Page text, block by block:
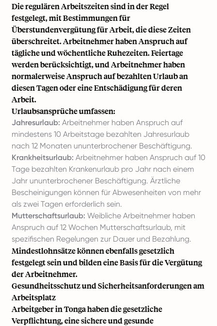
Die regulären Arbeitszeiten sind in der Regel
festgelegt, mit Bestimmungen für
Überstundenvergütung für Arbeit, die diese Zeiten
überschreitet. Arbeitnehmer haben Anspruch auf
tägliche und wöchentliche Ruhezeiten. Feiertage
werden berücksichtigt, und Arbeitnehmer haben
normalerweise Anspruch auf bezahlten Urlaub an
diesen Tagen oder eine Entschädigung für deren
Arbeit.
Urlaubsansprüche umfassen:
Jahresurlaub: Arbeitnehmer haben Anspruch auf
mindestens 10 Arbeitstage bezahlten Jahresurlaub
nach 12 Monaten ununterbrochener Beschäftigung.
Krankheitsurlaub: Arbeitnehmer haben Anspruch auf 10
Tage bezahlten Krankenurlaub pro Jahr nach einem
Jahr ununterbrochener Beschäftigung. Ärztliche
Bescheinigungen können für Abwesenheiten von mehr
als zwei Tagen erforderlich sein.
Mutterschaftsurlaub: Weibliche Arbeitnehmer haben
Anspruch auf 12 Wochen Mutterschaftsurlaub, mit
spezifischen Regelungen zur Dauer und Bezahlung.
Mindestlohnsätze können ebenfalls gesetzlich
festgelegt sein und bilden eine Basis für die Vergütung
der Arbeitnehmer.
Gesundheitsschutz und Sicherheitsanforderungen am
Arbeitsplatz
Arbeitgeber in Tonga haben die gesetzliche
Verpflichtung, eine sichere und gesunde